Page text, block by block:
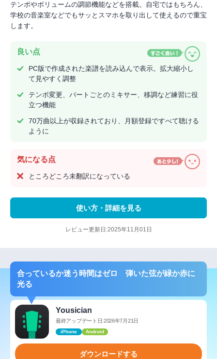
テンポやボリュームの調節機能などを搭載。自宅ではもちろん、
学校の音楽室などでもサッとスマホを取り出して使えるので重宝
します。
良い点
PC版で作成された楽譜を読み込んで表示。拡大縮小し
て見やすく調整
テンポ変更、パートごとのミキサー、移調など練習に役
立つ機能
70万曲以上が収録されており、月額登録ですべて聴ける
ように
気になる点
ところどころ未翻訳になっている
使い方・詳細を見る
レビュー更新日:2025年11月01日
合っているか迷う時間はゼロ 弾いた弦が緑か赤に
光る
Yousician
最終アップデート日:2026年7月21日
iPhone Android
ダウンロードする